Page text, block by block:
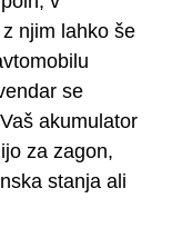
njim lahko še
se
akumulator
za zagon,
stanja ali